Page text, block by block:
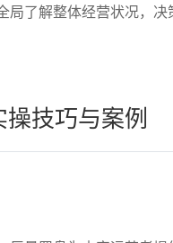
局了解整体经营状况，决
技巧与案例